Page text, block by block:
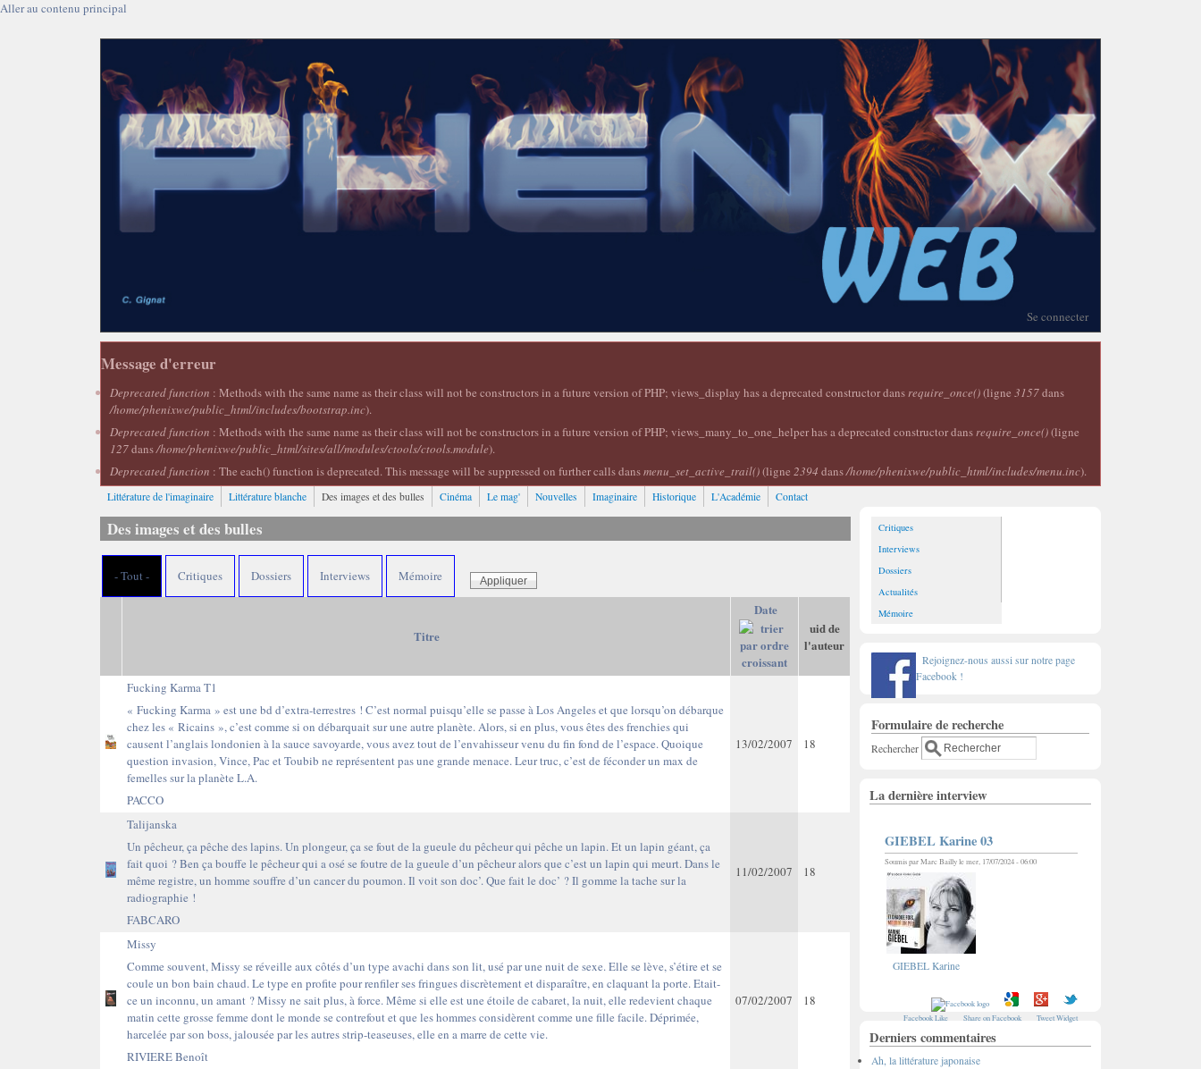
Aller au contenu principal
Se connecter
Message d'erreur
Deprecated function : Methods with the same name as their class will not be constructors in a future version of PHP; views_display has a deprecated constructor dans require_once()(ligne 3157dans
/home/phenixwe/public_html/includes/bootstrap.inc).
Deprecated function : Methods with the same name as their class will not be constructors in a future version of PHP; views_many_to_one_helper has a deprecated constructor dans require_once()(ligne
127dans/home/phenixwe/public_html/sites/all/modules/ctools/ctools.module).
Deprecated function : The each() function is deprecated. This message will be suppressed on further calls dansmenu_set_active_trail()(ligne 2394 dans/home/phenixwe/public_html/includes/menu.inc).
Littérature de l'imaginaire Littérature blanche Des images et des bulles Cinéma Le mag' Nouvelles Imaginaire Historique L'Académie Contact
Des images et des bulles
- Tout - Critiques Dossiers Interviews Mémoire
Titre
Date
uid de
l'auteur
Fucking Karma T1
« Fucking Karma » est une bd d’extra-terrestres ! C’est normal puisqu’elle se passe à Los Angeles et que lorsqu’on débarque
chez les « Ricains », c’est comme si on débarquait sur une autre planète. Alors, si en plus, vous êtes des frenchies qui
causent l’anglais londonien à la sauce savoyarde, vous avez tout de l’envahisseur venu du fin fond de l’espace. Quoique
question invasion, Vince, Pac et Toubib ne représentent pas une grande menace. Leur truc, c’est de féconder un max de
femelles sur la planète L.A.
PACCO
13/02/2007 18
Talijanska
Un pêcheur, ça pêche des lapins. Un plongeur, ça se fout de la gueule du pêcheur qui pêche un lapin. Et un lapin géant, ça
fait quoi ? Ben ça bouffe le pêcheur qui a osé se foutre de la gueule d’un pêcheur alors que c’est un lapin qui meurt. Dans le
même registre, un homme souffre d’un cancer du poumon. Il voit son doc’. Que fait le doc’ ? Il gomme la tache sur la
radiographie !
FABCARO
11/02/2007 18
Missy
Comme souvent, Missy se réveille aux côtés d’un type avachi dans son lit, usé par une nuit de sexe. Elle se lève, s’étire et se
coule un bon bain chaud. Le type en profite pour renfiler ses fringues discrètement et disparaître, en claquant la porte. Etait-
ce un inconnu, un amant ? Missy ne sait plus, à force. Même si elle est une étoile de cabaret, la nuit, elle redevient chaque
matin cette grosse femme dont le monde se contrefout et que les hommes considèrent comme une fille facile. Déprimée,
harcelée par son boss, jalousée par les autres strip-teaseuses, elle en a marre de cette vie.
RIVIERE Benoît
07/02/2007 18
Critiques
Interviews
Dossiers
Actualités
Mémoire
Rejoignez-nous aussi sur notre page
Facebook !
Formulaire de recherche
Rechercher
La dernière interview
GIEBEL Karine 03
Soumis parMarc Baillyle mer, 17/07/2024 - 06:00
GIEBEL Karine
Facebook Like Share on Facebook Tweet Widget
Derniers commentaires
Ah, la littérature japonaise